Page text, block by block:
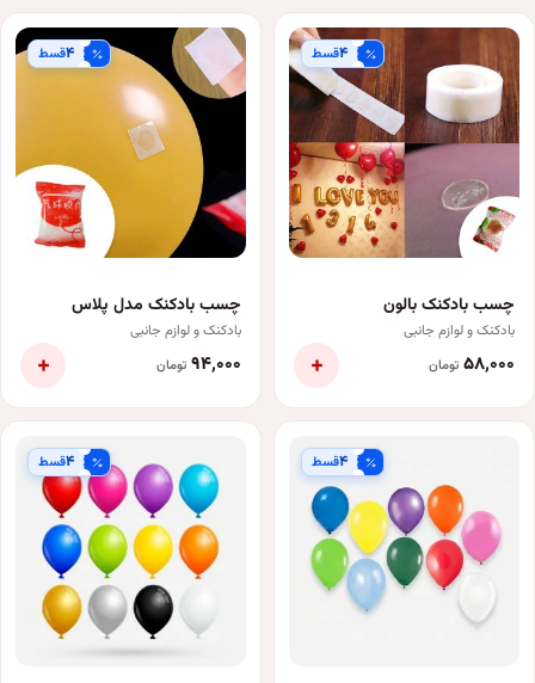
۴قسط
چسب بادکنک بالون
بادکنک و لوازم جانبی
۵۸٬۰۰۰ تومان +
۴قسط
چسب بادکنک مدل پلاس
بادکنک و لوازم جانبی
۹۴٬۰۰۰ تومان +
۴قسط ۴قسط